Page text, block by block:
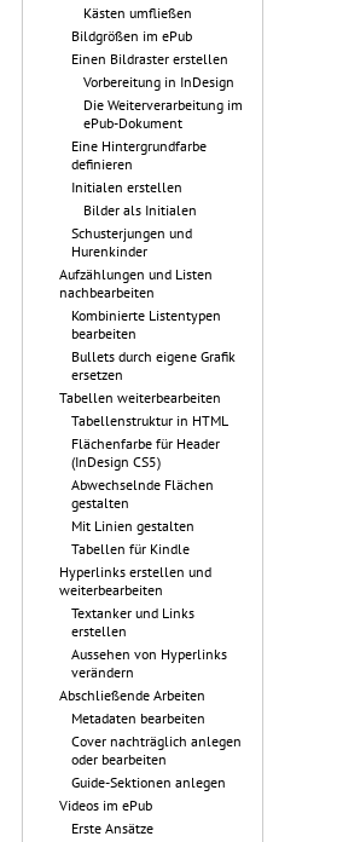
Kästen umfließen
Bildgrößen im ePub
Einen Bildraster erstellen
Vorbereitung in InDesign
Die Weiterverarbeitung im
ePub-Dokument
Eine Hintergrundfarbe
definieren
Initialen erstellen
Bilder als Initialen
Schusterjungen und
Hurenkinder
Aufzählungen und Listen
nachbearbeiten
Kombinierte Listentypen
bearbeiten
Bullets durch eigene Grafik
ersetzen
Tabellen weiterbearbeiten
Tabellenstruktur in HTML
Flächenfarbe für Header
(InDesign CS5)
Abwechselnde Flächen
gestalten
Mit Linien gestalten
Tabellen für Kindle
Hyperlinks erstellen und
weiterbearbeiten
Textanker und Links
erstellen
Aussehen von Hyperlinks
verändern
Abschließende Arbeiten
Metadaten bearbeiten
Cover nachträglich anlegen
oder bearbeiten
Guide-Sektionen anlegen
Videos im ePub
Erste Ansätze